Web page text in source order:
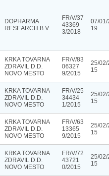
DOPHARMA
RESEARCH B.V.
FR/V/37
43369
3/2018
07/01/
19
KRKA TOVARNA
ZDRAVIL D.D.
NOVO MESTO
FR/V/83
06327
9/2015
25/02/
15
KRKA TOVARNA
ZDRAVIL D.D.
NOVO MESTO
FR/V/25
34434
1/2015
25/02/
15
KRKA TOVARNA
ZDRAVIL D.D.
NOVO MESTO
FR/V/63
13365
9/2015
25/02/
15
KRKA TOVARNA
ZDRAVIL D.D.
NOVO MESTO
FR/V/72
43721
0/2015
25/02/
15